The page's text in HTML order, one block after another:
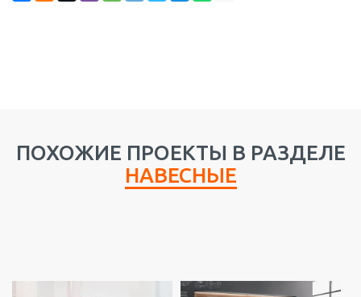
ПОХОЖИЕ ПРОЕКТЫ В РАЗДЕЛЕ
НАВЕСНЫЕ